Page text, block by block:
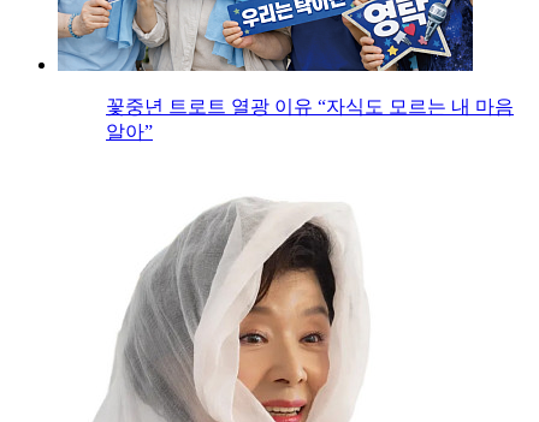
꽃중년 트로트 열광 이유 “자식도 모르는 내 마음
알아”